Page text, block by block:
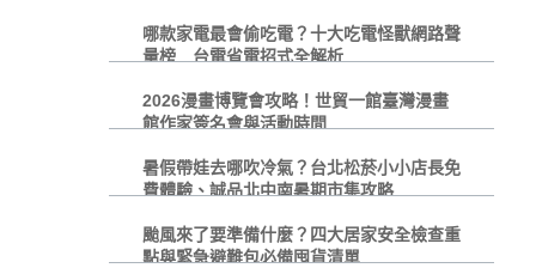
哪款家電最會偷吃電？十大吃電怪獸網路聲
量榜 台電省電招式全解析
2026漫畫博覽會攻略！世貿一館臺灣漫畫
館作家簽名會與活動時間
暑假帶娃去哪吹冷氣？台北松菸小小店長免
費體驗、誠品北中南暑期市集攻略
颱風來了要準備什麼？四大居家安全檢查重
點與緊急避難包必備囤貨清單